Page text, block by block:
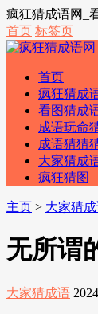
疯狂猜成语网_
首页 标签页
首页
疯狂猜成
看图猜成
成语玩命
成语猜猜
大家猜成
疯狂猜图
主页 > 大家猜
无所谓
大家猜成语